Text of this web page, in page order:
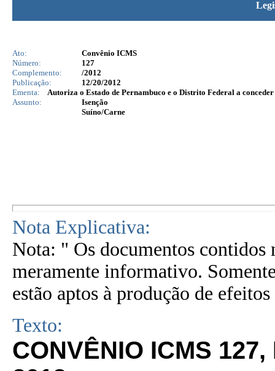
Ato:
Convênio ICMS
Número:
127
Complemento:
/2012
Publicação:
12/20/2012
Ementa:
Autoriza o Estado de Pernambuco e o Distrito Federal a
Assunto:
Isenção
Suíno/Carne
Nota Explicativa:
Nota: " Os documentos contidos
meramente informativo.
estão aptos à produção de
Texto:
CONVÊNIO ICMS